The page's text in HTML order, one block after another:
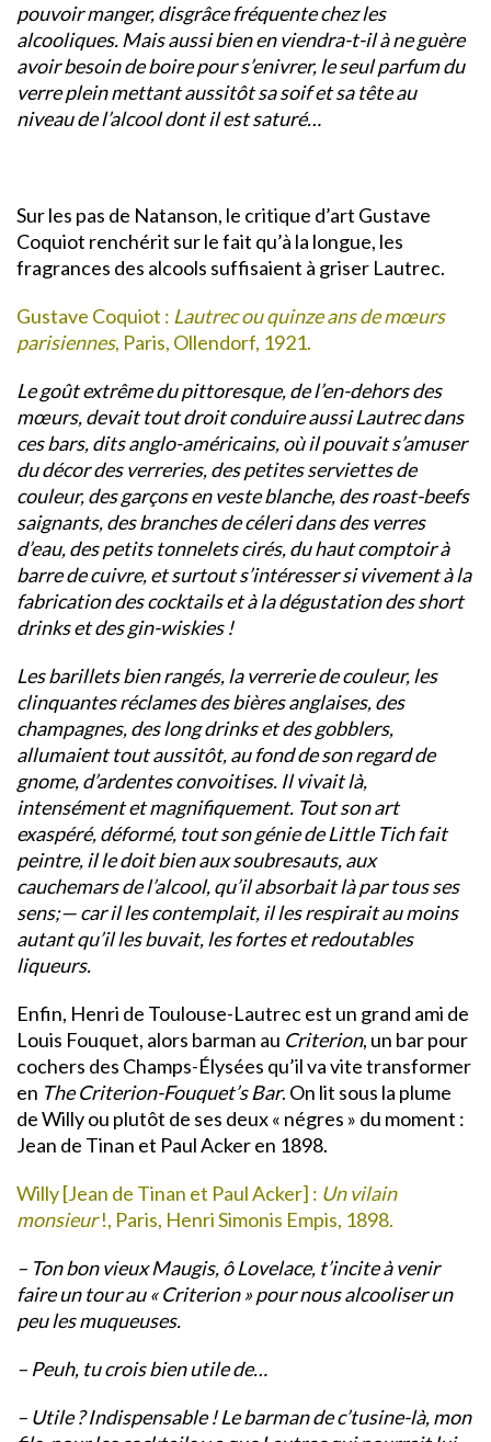
pouvoir manger, disgrâce fréquente chez les
alcooliques. Mais aussi bien en viendra-t-il à ne guère
avoir besoin de boire pour s’enivrer, le seul parfum du
verre plein mettant aussitôt sa soif et sa tête au
niveau de l’alcool dont il est saturé…
Sur les pas de Natanson, le critique d’art Gustave
Coquiot renchérit sur le fait qu’à la longue, les
fragrances des alcools suffisaient à griser Lautrec.
Gustave Coquiot : Lautrec ou quinze ans de mœurs
parisiennes, Paris, Ollendorf, 1921.
Le goût extrême du pittoresque, de l’en-dehors des
mœurs, devait tout droit conduire aussi Lautrec dans
ces bars, dits anglo-américains, où il pouvait s’amuser
du décor des verreries, des petites serviettes de
couleur, des garçons en veste blanche, des roast-beefs
saignants, des branches de céleri dans des verres
d’eau, des petits tonnelets cirés, du haut comptoir à
barre de cuivre, et surtout s’intéresser si vivement à la
fabrication des cocktails et à la dégustation des short
drinks et des gin-wiskies !
Les barillets bien rangés, la verrerie de couleur, les
clinquantes réclames des bières anglaises, des
champagnes, des long drinks et des gobblers,
allumaient tout aussitôt, au fond de son regard de
gnome, d’ardentes convoitises. Il vivait là,
intensément et magnifiquement. Tout son art
exaspéré, déformé, tout son génie de Little Tich fait
peintre, il le doit bien aux soubresauts, aux
cauchemars de l’alcool, qu’il absorbait là par tous ses
sens;— car il les contemplait, il les respirait au moins
autant qu’il les buvait, les fortes et redoutables
liqueurs.
Enfin, Henri de Toulouse-Lautrec est un grand ami de
Louis Fouquet, alors barman au Criterion, un bar pour
cochers des Champs-Élysées qu’il va vite transformer
en The Criterion-Fouquet’s Bar. On lit sous la plume
de Willy ou plutôt de ses deux « négres » du moment :
Jean de Tinan et Paul Acker en 1898.
Willy [Jean de Tinan et Paul Acker] : Un vilain
monsieur!, Paris, Henri Simonis Empis, 1898.
– Ton bon vieux Maugis, ô Lovelace, t’incite à venir
faire un tour au « Criterion » pour nous alcooliser un
peu les muqueuses.
– Peuh, tu crois bien utile de…
– Utile ? Indispensable ! Le barman de c’tusine-là, mon